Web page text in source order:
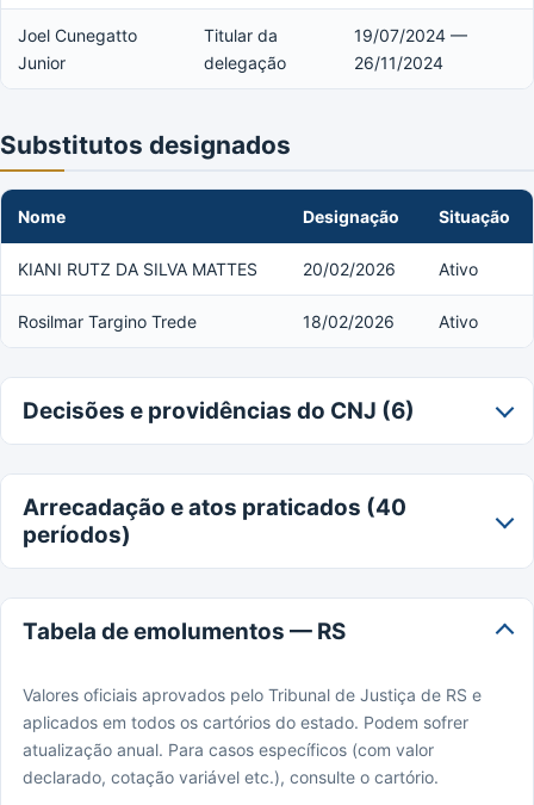
Joel Cunegatto
Junior
Titular da
delegação
19/07/2024 —
26/11/2024
Substitutos designados
Nome Designação Situação
KIANI RUTZ DA SILVA MATTES 20/02/2026 Ativo
Rosilmar Targino Trede 18/02/2026 Ativo
Decisões e providências do CNJ (6)
Arrecadação e atos praticados (40
períodos)
Tabela de emolumentos — RS
Valores oficiais aprovados pelo Tribunal de Justiça de RS e
aplicados em todos os cartórios do estado. Podem sofrer
atualização anual. Para casos específicos (com valor
declarado, cotação variável etc.), consulte o cartório.